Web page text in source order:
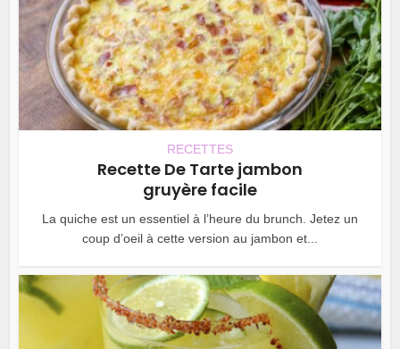
RECETTES
Recette De Tarte jambon
gruyère facile
La quiche est un essentiel à l’heure du brunch. Jetez un
coup d’oeil à cette version au jambon et...